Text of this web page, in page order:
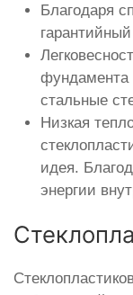
Благодаря
фундамента
стальные
Низкая
идея.
энергии